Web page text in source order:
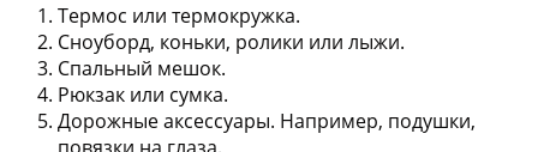
Термос или термокружка.
Сноуборд, коньки, ролики или лыжи.
Спальный мешок.
Рюкзак или сумка.
Дорожные аксессуары. Например, подушки,